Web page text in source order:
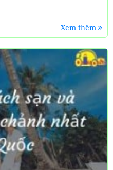
Xem thêm